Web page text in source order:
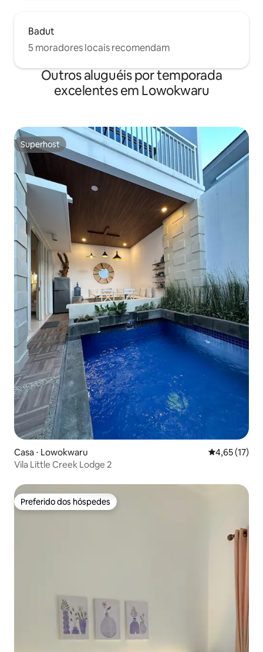
Badut
5 moradores locais recomendam
Outros aluguéis por temporada
excelentes em Lowokwaru
Superhost
Superhost
Casa ⋅ Lowokwaru 4,65 de uma
4,65 (17)
Vila Little Creek Lodge 2
Preferido dos hóspedes
Preferido dos hóspedes